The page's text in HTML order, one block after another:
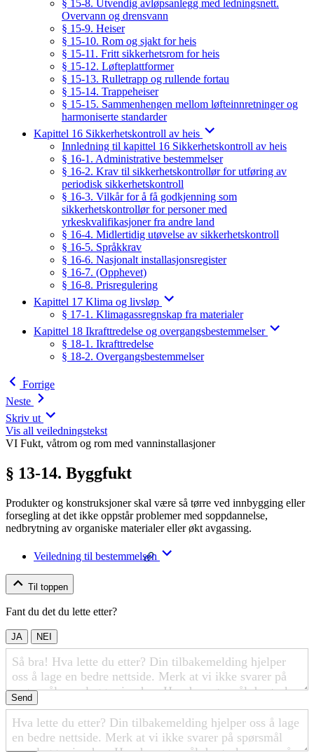
§ 15-8. Utvendig avløpsanlegg med ledningsnett.
Overvann og drensvann
§ 15-9. Heiser
§ 15-10. Rom og sjakt for heis
§ 15-11. Fritt sikkerhetsrom for heis
§ 15-12. Løfteplattformer
§ 15-13. Rulletrapp og rullende fortau
§ 15-14. Trappeheiser
§ 15-15. Sammenhengen mellom løfteinnretninger og
harmoniserte standarder
Kapittel 16 Sikkerhetskontroll av heis
Innledning til kapittel 16 Sikkerhetskontroll av heis
§ 16-1. Administrative bestemmelser
§ 16-2. Krav til sikkerhetskontrollør for utføring av
periodisk sikkerhetskontroll
§ 16-3. Vilkår for å få godkjenning som
sikkerhetskontrollør for personer med
yrkeskvalifikasjoner fra andre land
§ 16-4. Midlertidig utøvelse av sikkerhetskontroll
§ 16-5. Språkkrav
§ 16-6. Nasjonalt installasjonsregister
§ 16-7. (Opphevet)
§ 16-8. Prisregulering
Kapittel 17 Klima og livsløp
§ 17-1. Klimagassregnskap fra materialer
Kapittel 18 Ikrafttredelse og overgangsbestemmelser
§ 18-1. Ikrafttredelse
§ 18-2. Overgangsbestemmelser
Forrige
Neste
Skriv ut
Vis all veiledningstekst
VI Fukt, våtrom og rom med vanninstallasjoner
§ 13-14. Byggfukt
Produkter og konstruksjoner skal være så tørre ved innbygging eller
forsegling at det ikke oppstår problemer med soppdannelse,
nedbrytning av organiske materialer eller økt avgassing.
Veiledning til bestemmelsen
Til toppen
Fant du det du lette etter?
JA NEI
Send